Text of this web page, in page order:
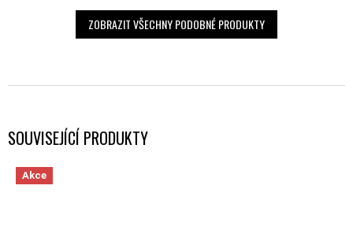
SOUVISEJÍCÍ PRODUKTY
Akce
ZOBRAZIT VŠECHNY PODOBNÉ PRODUKTY